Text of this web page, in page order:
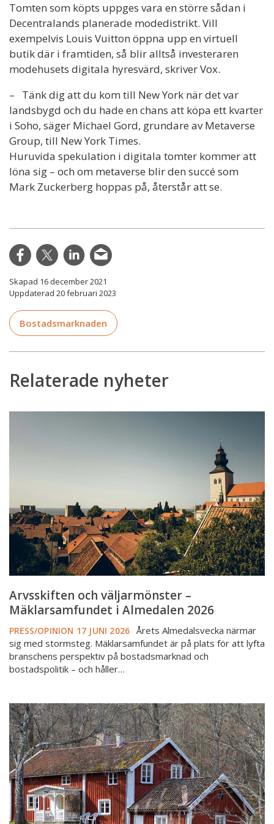
Tomten som köpts uppges vara en större sådan i
Decentralands planerade modedistrikt. Vill
exempelvis Louis Vuitton öppna upp en virtuell
butik där i framtiden, så blir alltså investeraren
modehusets digitala hyresvärd, skriver Vox.
– Tänk dig att du kom till New York när det var
landsbygd och du hade en chans att köpa ett kvarter
i Soho, säger Michael Gord, grundare av Metaverse
Group, till New York Times.
Huruvida spekulation i digitala tomter kommer att
löna sig – och om metaverse blir den succé som
Mark Zuckerberg hoppas på, återstår att se.
Skapad 16 december 2021
Uppdaterad 20 februari 2023
Bostadsmarknaden
Relaterade nyheter
Arvsskiften
Almedalen
2026
Arvsskiften och väljarmönster –
Mäklarsamfundet i Almedalen 2026
PRESS/OPINION 17 JUNI 2026 Årets Almedalsvecka närmar
sig med stormsteg. Mäklarsamfundet är på plats för att lyfta
branschens perspektiv på bostadsmarknad och
bostadspolitik – och håller…
Utredare
föreslår
ekonomiskt
stöd
för
att
bo